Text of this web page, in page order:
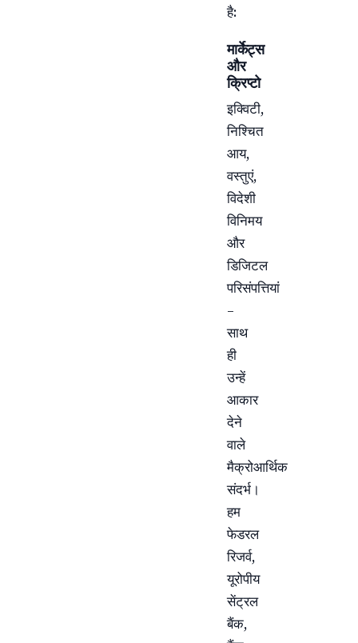
है:
मार्केट्स
और
क्रिप्टो
इक्विटी,
निश्चित
आय,
वस्तुएं,
विदेशी
विनिमय
और
डिजिटल
परिसंपत्तियां
–
साथ
ही
उन्हें
आकार
देने
वाले
मैक्रोआर्थिक
संदर्भ।
हम
फेडरल
रिजर्व,
यूरोपीय
सेंट्रल
बैंक,